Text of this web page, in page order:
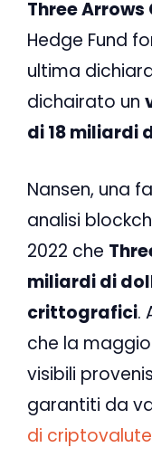
Three
Hedge Fund
ultima
dichairato un
di 18 miliardi
Nansen, una
analisi
2022 che
miliardi di
crittografici.
che la
visibili
garantiti da
di criptovalute